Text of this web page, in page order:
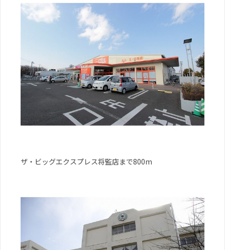
ザ・ビッグエクスプレス将監店まで800m